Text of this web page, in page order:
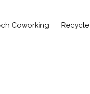
Coworking